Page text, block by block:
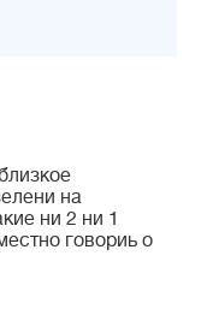
на
ни 2 ни 1
говориь о